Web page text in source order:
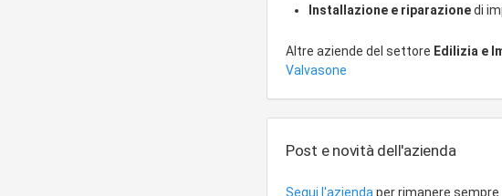
Installazione e riparazionedi
Altre aziende del settore Edilizia e
Valvasone
Post e novità dell'azienda
Segui l'azienda per rimanere